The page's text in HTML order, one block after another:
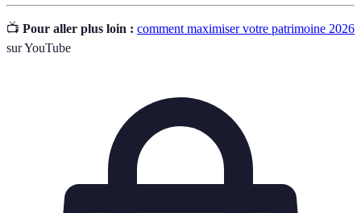
📺 Pour aller plus loin : comment maximiser votre patrimoine 2026
sur YouTube